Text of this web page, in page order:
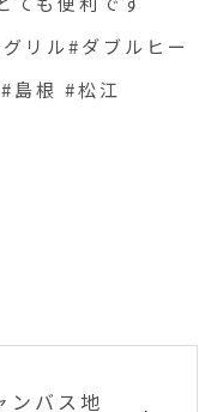
リル#ダブルヒー
島根 #松江
ンバス地